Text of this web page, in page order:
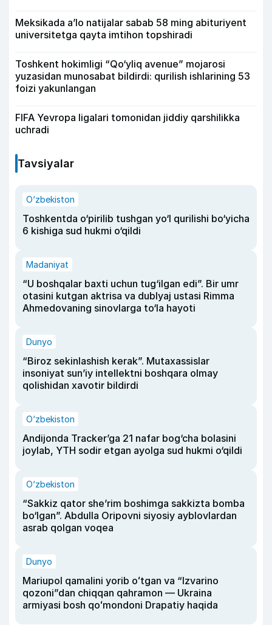
Meksikada a’lo natijalar sabab 58 ming abituriyent
universitetga qayta imtihon topshiradi
Toshkent hokimligi “Qo‘yliq avenue” mojarosi
yuzasidan munosabat bildirdi: qurilish ishlarining 53
foizi yakunlangan
FIFA Yevropa ligalari tomonidan jiddiy qarshilikka
uchradi
Tavsiyalar
O‘zbekiston
Toshkentda o‘pirilib tushgan yo‘l qurilishi bo‘yicha
6 kishiga sud hukmi o‘qildi
Madaniyat
“U boshqalar baxti uchun tug‘ilgan edi”. Bir umr
otasini kutgan aktrisa va dublyaj ustasi Rimma
Ahmedovaning sinovlarga to‘la hayoti
Dunyo
“Biroz sekinlashish kerak”. Mutaxassislar
insoniyat sun’iy intellektni boshqara olmay
qolishidan xavotir bildirdi
O‘zbekiston
Andijonda Tracker’ga 21 nafar bog‘cha bolasini
joylab, YTH sodir etgan ayolga sud hukmi o‘qildi
O‘zbekiston
“Sakkiz qator she’rim boshimga sakkizta bomba
bo‘lgan”. Abdulla Oripovni siyosiy ayblovlardan
asrab qolgan voqea
Dunyo
Mariupol qamalini yorib oʻtgan va “Izvarino
qozoni”dan chiqqan qahramon — Ukraina
armiyasi bosh qoʻmondoni Drapatiy haqida